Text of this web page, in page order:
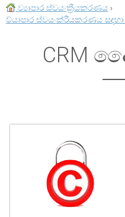
ව්‍යාපාර ස්වයංක්‍රීයකරණය ›
ව්යාපාර ස්වයංක්රීයකරණය
CRM